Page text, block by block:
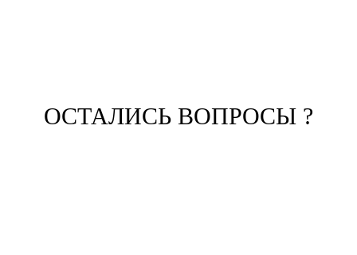
ОСТАЛИСЬ ВОПРОСЫ ?